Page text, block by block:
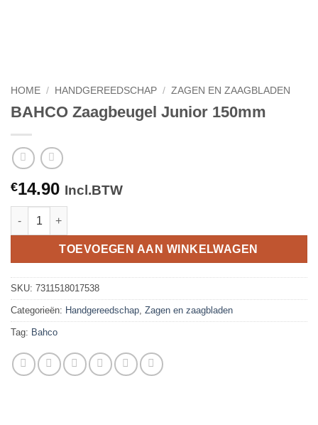
HOME / HANDGEREEDSCHAP / ZAGEN EN ZAAGBLADEN
BAHCO Zaagbeugel Junior 150mm
€14.90 Incl.BTW
BAHCO Zaagbeugel Junior 150mm aantal
TOEVOEGEN AAN WINKELWAGEN
SKU: 7311518017538
Categorieën: Handgereedschap, Zagen en zaagbladen
Tag: Bahco